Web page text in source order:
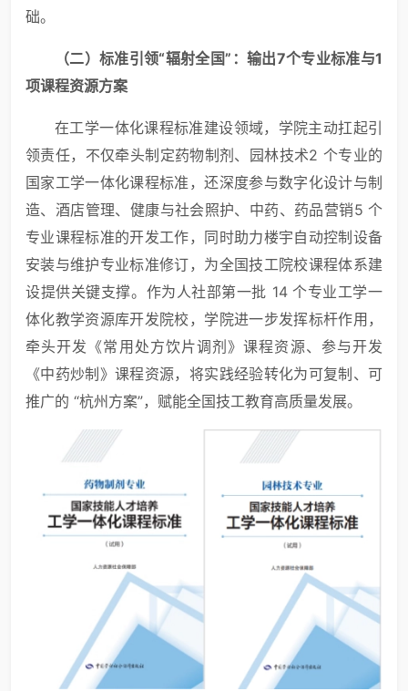
础。
（二）标准引领“辐射全国”：输出7个专业标准与1
项课程资源方案
在工学一体化课程标准建设领域，学院主动扛起引
领责任，不仅牵头制定药物制剂、园林技术2 个专业的
国家工学一体化课程标准，还深度参与数字化设计与制
造、酒店管理、健康与社会照护、中药、药品营销5 个
专业课程标准的开发工作，同时助力楼宇自动控制设备
安装与维护专业标准修订，为全国技工院校课程体系建
设提供关键支撑。作为人社部第一批 14 个专业工学一
体化教学资源库开发院校，学院进一步发挥标杆作用，
牵头开发《常用处方饮片调剂》课程资源、参与开发
《中药炒制》课程资源，将实践经验转化为可复制、可
推广的 “杭州方案”，赋能全国技工教育高质量发展。